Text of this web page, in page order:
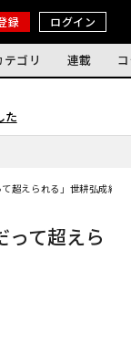
録 ログイン
テゴリ 連載
た
て超えられる」世耕弘成経産
って超えら